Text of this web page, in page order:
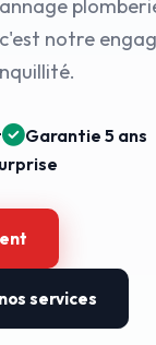
notre
Garantie 5 ans
services